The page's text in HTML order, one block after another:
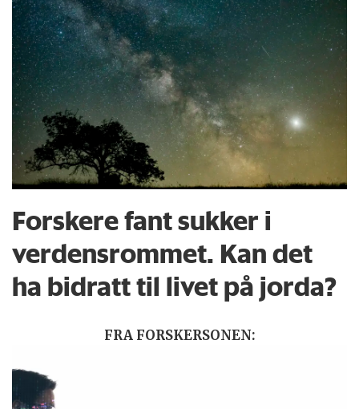
Forskere fant sukker i
verdensrommet. Kan det
ha bidratt til livet på jorda?
FRA FORSKERSONEN: